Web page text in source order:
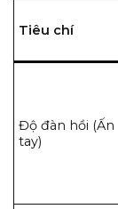
Tiêu chí
Độ đàn hồi (Ấn
tay)